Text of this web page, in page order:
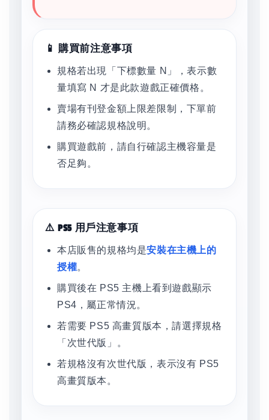
📱 購買前注意事項
規格若出現「下標數量 N」，表示數
量填寫 N 才是此款遊戲正確價格。
賣場有刊登金額上限差限制，下單前
請務必確認規格說明。
購買遊戲前，請自行確認主機容量是
否足夠。
⚠️ PS5 用戶注意事項
本店販售的規格均是安裝在主機上的
授權。
購買後在 PS5 主機上看到遊戲顯示
PS4，屬正常情況。
若需要 PS5 高畫質版本，請選擇規格
「次世代版」。
若規格沒有次世代版，表示沒有 PS5
高畫質版本。